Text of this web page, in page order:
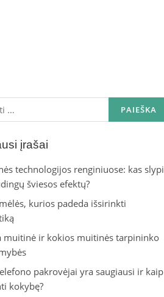
įrašai
technologijos renginiuose: kas slypi
šviesos efektų?
kurios padeda išsirinkti
muitinė ir kokios muitinės tarpininko
pakrovėjai yra saugiausi ir kaip
kokybę?